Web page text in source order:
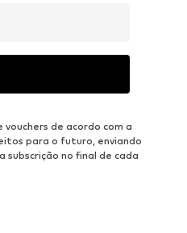
de acordo com a
para o futuro, enviando
subscrição no final de cada